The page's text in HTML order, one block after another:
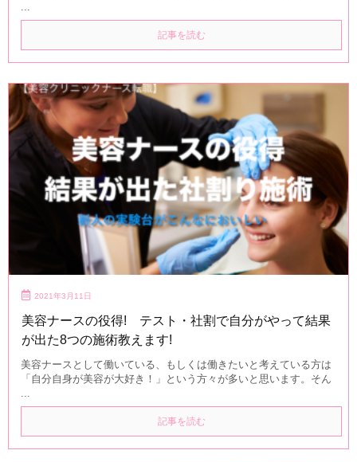
...
記事を読む
2021年3月11日
美容ナースの役得! テスト・社割で自分がやって結果
が出た8つの施術教えます!
美容ナースとして働いている、もしくは働きたいと考えている方は
「自分自身が美容が大好き！」という方々が多いと思います。そん
記事を読む